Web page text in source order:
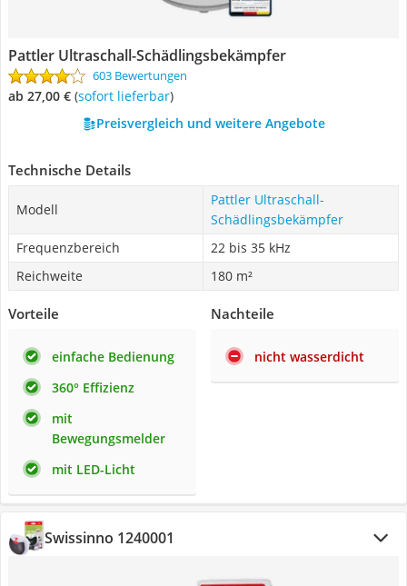
Pattler Ultraschall-Schädlingsbekämpfer
603 Bewertungen
ab 27,00 € ( Sofort lieferbar)
Preisvergleich und weitere Angebote
Technische Details
Modell
Pattler Ultraschall-
Schädlingsbekämpfer
Frequenzbereich
22 bis 35 kHz
Reichweite
180 m²
Vorteile
einfache Bedienung
360° Effizienz
mit
Bewegungsmelder
mit LED-Licht
Nachteile
nicht wasserdicht
Swissinno 1240001